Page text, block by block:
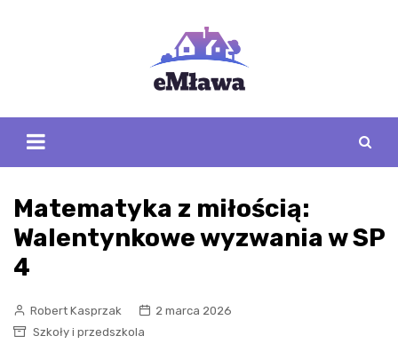
Matematyka z miłością:
Walentynkowe wyzwania w SP
4
Robert Kasprzak
2 marca 2026
Szkoły i przedszkola